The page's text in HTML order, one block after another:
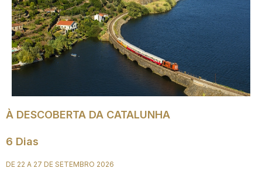
À DESCOBERTA DA CATALUNHA
6 Dias
DE 22 A 27 DE SETEMBRO 2026